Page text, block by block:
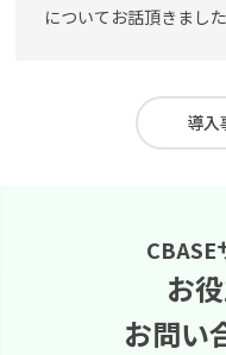
についてお話頂きました
導入
CBASE
お
お問い